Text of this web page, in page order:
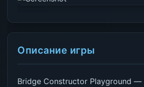
Описание игры
Bridge Constructor Playground —